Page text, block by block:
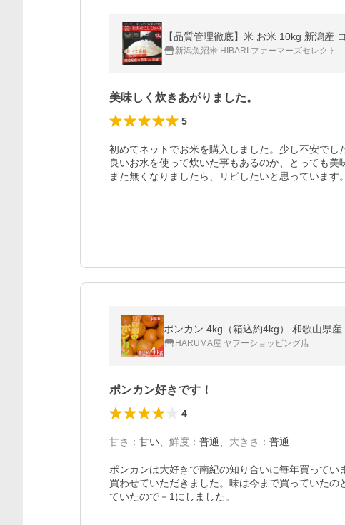
【品質管理徹底】米 お米 10kg 新潟産
新潟魚沼米 HIBARI ファーマーズセレクト
美味しく炊きあがりました。
5
初めてネットでお米を購入しました。少し不安でし
良いお水を使って炊いた事もあるのか、とっても美
また無くなりましたら、リピしたいと思っています
ポンカン 4kg（箱込約4kg） 和歌山県
HARUMA屋 ヤフーショッピング店
ポンカン好きです！
4
甘さ ： 甘い 鮮度 ： 普通 大きさ ： 普通
ポンカンは大好きで南紀の知り合いに毎年買って
買わせていただきました。味は今まで買っていた
ていたので－1にしました。